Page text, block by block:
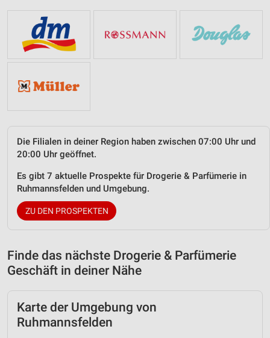
Die Filialen in deiner Region haben zwischen 07:00 Uhr und
20:00 Uhr geöffnet.
Es gibt 7 aktuelle Prospekte für Drogerie & Parfümerie in
Ruhmannsfelden und Umgebung.
ZU DEN PROSPEKTEN
Finde das nächste Drogerie & Parfümerie
Geschäft in deiner Nähe
Karte der Umgebung von
Ruhmannsfelden